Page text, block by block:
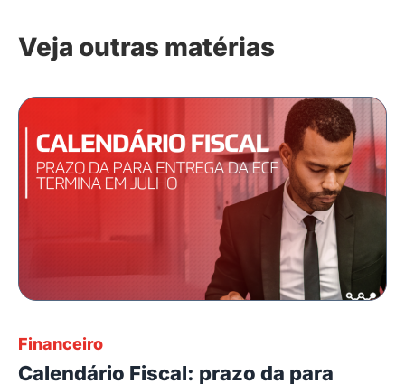
Veja outras matérias
Financeiro
Calendário Fiscal: prazo da para